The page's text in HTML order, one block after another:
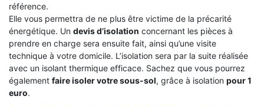
référence.
Elle vous permettra de ne plus être victime de la précarité
énergétique. Un devis d’isolation concernant les pièces à
prendre en charge sera ensuite fait, ainsi qu’une visite
technique à votre domicile. L’isolation sera par la suite réalisée
avec un isolant thermique efficace. Sachez que vous pourrez
également faire isoler votre sous-sol, grâce à isolation pour 1
euro.